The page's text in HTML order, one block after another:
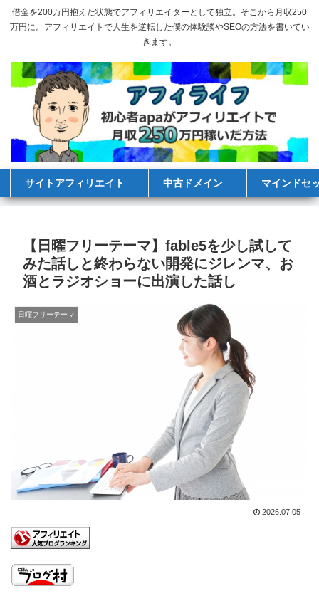
借金を200万円抱えた状態でアフィリエイターとして独立。そこから月収250
万円に。アフィリエイトで人生を逆転した僕の体験談やSEOの方法を書いてい
きます。
サイトアフィリエイト 中古ドメイン マインドセ
【日曜フリーテーマ】fable5を少し試して
みた話しと終わらない開発にジレンマ、お
酒とラジオショーに出演した話し
日曜フリーテーマ
2026.07.05